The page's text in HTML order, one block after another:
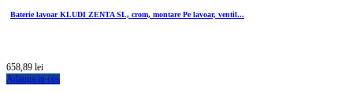
Baterie lavoar KLUDI ZENTA SL, crom, montare Pe lavoar, ventil...
658,89 lei
Adauga in cos